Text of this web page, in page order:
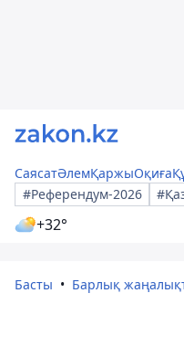
СаясатӘлемҚаржыОқиға
#Референдум-2026
+32°
Басты Барлық